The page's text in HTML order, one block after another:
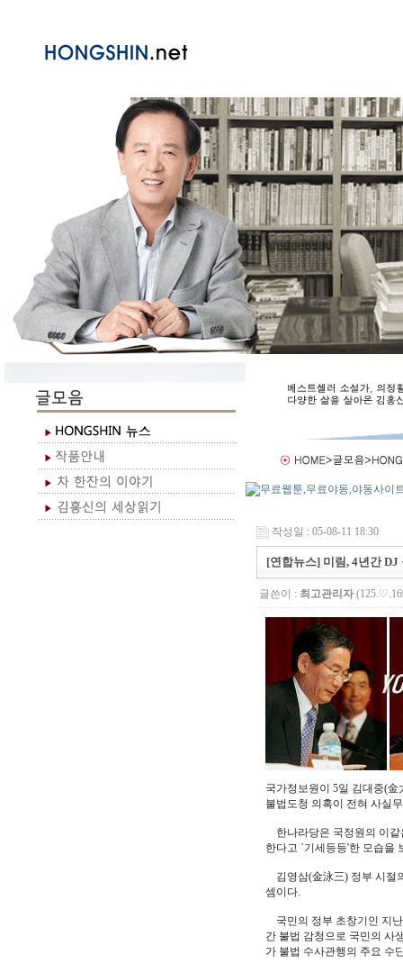
작성일 : 05-08-11 18:30
[연합뉴스] 미림, 4년간 DJ
글쓴이 : 최고관리자
국가정보원이 5일 김대중(
불법도청 의혹이 전혀 사실
한나라당은 국정원의 이같
한다고 `기세등등'한 모습을
김영삼(金泳三) 정부 시절
셈이다.
국민의 정부 초창기인 지난
간 불법 감청으로 국민의 사
가 불법 수사관행의 주요 수